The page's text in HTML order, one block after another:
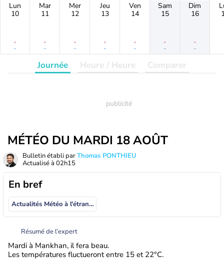
Lun
10
-
-
Mar
11
-
-
Mer
12
-
-
Jeu
13
-
-
Ven
14
-
-
Sam
15
-
-
Dim
16
-
-
Journée Heure / Heure Comparer
MÉTÉO DU MARDI 18 AOÛT
Bulletin établi parThomas PONTHIEU
Actualisé à 02h15
En bref
Actualités Météo à l'étranger
Résumé de l’expert
Mardi à Mankhan, il fera beau.
Les températures fluctueront entre 15 et 22°C.